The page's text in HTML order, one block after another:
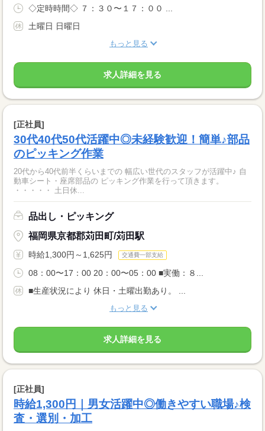
◇定時時間◇ ７：３０〜１７：００ ...
土曜日 日曜日
もっと見る
求人詳細を見る
[正社員]
30代40代50代活躍中◎未経験歓迎！簡単♪部品
のピッキング作業
20代から40代前半くらいまでの 幅広い世代のスタッフが活躍中♪ 自
動車シート・座席部品の ピッキング作業を行って頂きます。
・・・・・ 土日休...
品出し・ピッキング
福岡県京都郡苅田町/苅田駅
時給1,300円～1,625円 交通費一部支給
08：00〜17：00 20：00〜05：00 ■実働：８...
■生産状況により 休日・土曜出勤あり。 ...
もっと見る
求人詳細を見る
[正社員]
時給1,300円｜男女活躍中◎働きやすい職場♪検
査・選別・加工